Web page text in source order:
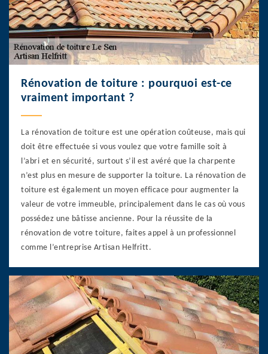
Rénovation de toiture : pourquoi est-ce
vraiment important ?
La rénovation de toiture est une opération coûteuse, mais qui
doit être effectuée si vous voulez que votre famille soit à
l’abri et en sécurité, surtout s’il est avéré que la charpente
n’est plus en mesure de supporter la toiture. La rénovation de
toiture est également un moyen efficace pour augmenter la
valeur de votre immeuble, principalement dans le cas où vous
possédez une bâtisse ancienne. Pour la réussite de la
rénovation de votre toiture, faites appel à un professionnel
comme l’entreprise Artisan Helfritt.